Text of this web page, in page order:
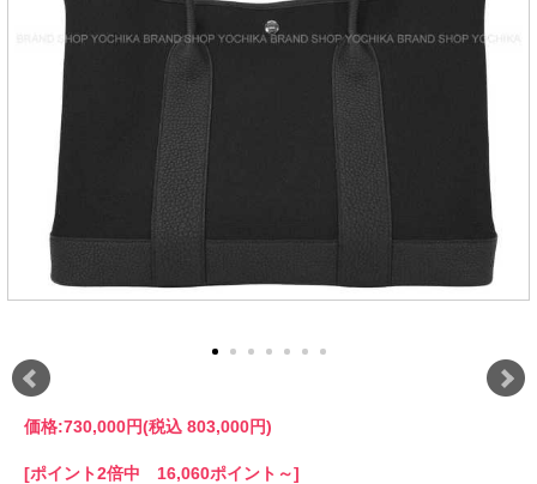
価格:730,000円(税込 803,000円)
[ポイント2倍中 16,060ポイント～]